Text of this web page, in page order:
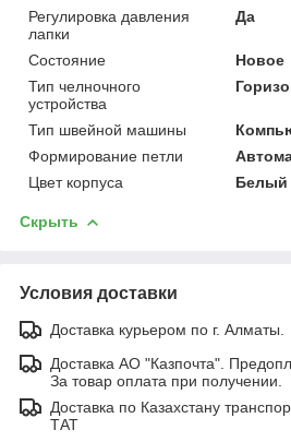
Регулировка давления
лапки
Да
Состояние
Новое
Тип челночного
устройства
Тип швейной машины
Формирование петли
Цвет корпуса
Белый
Скрыть
Условия доставки
Доставка курьером по г. Алматы.
Доставка АО "Казпочта".
За товар оплата при получении.
Доставка по Казахстану
ТАТ